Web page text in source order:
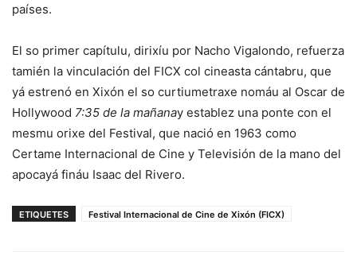
países.
El so primer capítulu, dirixíu por Nacho Vigalondo, refuerza
tamién la vinculación del FICX col cineasta cántabru, que
yá estrenó en Xixón el so curtiumetraxe nomáu al Oscar de
Hollywood 7:35 de la mañanay establez una ponte con el
mesmu orixe del Festival, que nació en 1963 como
Certame Internacional de Cine y Televisión de la mano del
apocayá fináu Isaac del Rivero.
ETIQUETES Festival Internacional de Cine de Xixón (FICX)